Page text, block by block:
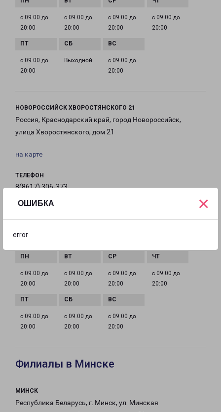
ОШИБКА
error
×
с 09:00 до
20:00
с 09:00 до
20:00
с 09:00 до
20:00
с 09:00 до
20:00
с 09:00 до
20:00
Выходной
с 09:00 до
20:00
НОВОРОССИЙСК ХВОРОСТЯНСКОГО 21
Россия, Краснодарский край, город Новороссийск,
улица Хворостянского, дом 21
на карте
ТЕЛЕФОН
8(8617) 306-373
EMAIL
novoross@pecom.ru
с 09:00 до
20:00
с 09:00 до
20:00
с 09:00 до
20:00
с 09:00 до
20:00
с 09:00 до
20:00
с 09:00 до
20:00
с 09:00 до
20:00
Филиалы в Минске
МИНСК
Республика Беларусь, г. Минск, ул. Минская